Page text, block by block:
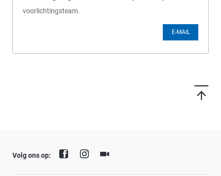
voorlichtingsteam.
E-MAIL
Volg ons op: